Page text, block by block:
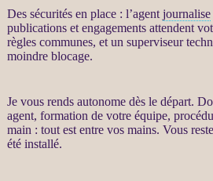
Des sécurités en place : l’agent journalise
publications et engagements attendent
règles communes, et un superviseur
moindre blocage.
Je vous rends autonome dès le départ.
agent, formation de votre équipe,
main : tout est entre vos mains. Vous
été installé.